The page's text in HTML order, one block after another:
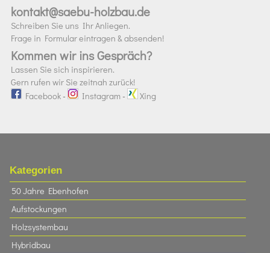
kontakt@saebu-holzbau.de
Schreiben Sie uns Ihr Anliegen.
Frage in Formular eintragen & absenden!
Kommen wir ins Gespräch?
Lassen Sie sich inspirieren.
Gern rufen wir Sie zeitnah zurück!
Facebook- Instagram- Xing
Kategorien
50 Jahre Ebenhofen
Aufstockungen
Holzsystembau
Hybridbau